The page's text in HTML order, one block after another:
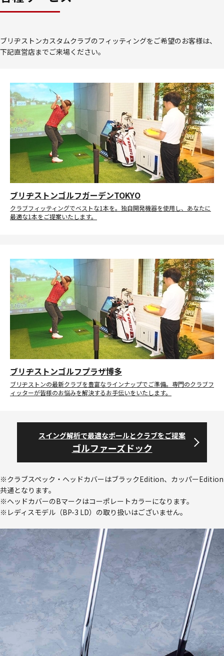
ブリヂストンカスタムクラブのフィッティングをご希望のお客様は、
下記直営店までご来場ください。
ブリヂストンゴルフガーデンTOKYO
クラブフィッティングでベストな1本を。独自開発機器を使用し、あなたに
最適な1本をご提案いたします。
ブリヂストンゴルフプラザ博多
ブリヂストンの最新クラブを豊富なラインナップでご準備。専門のクラブフ
ィッターが皆様のお悩みを解決するお手伝いをいたします。
スイング解析で最適なボールとクラブをご提案
ゴルファーズドック
※クラブスペック・ヘッドカバーはブラックEdition、カッパーEdition
共通となります。
※ヘッドカバーのBマークはコーポレートカラーになります。
※レディスモデル（BP-3 LD）の取り扱いはございません。